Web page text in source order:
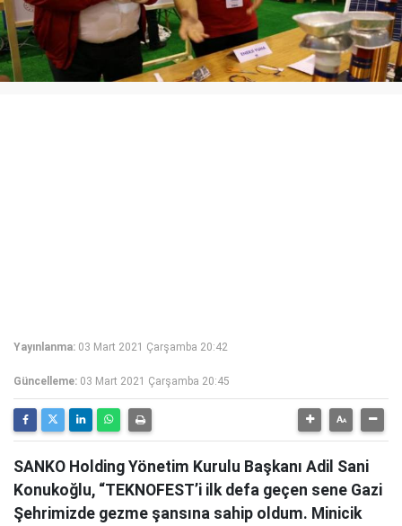
Yayınlanma: 03 Mart 2021 Çarşamba 20:42
Güncelleme: 03 Mart 2021 Çarşamba 20:45
SANKO Holding Yönetim Kurulu Başkanı Adil Sani
Konukoğlu, “TEKNOFEST’i ilk defa geçen sene Gazi
Şehrimizde gezme şansına sahip oldum. Minicik